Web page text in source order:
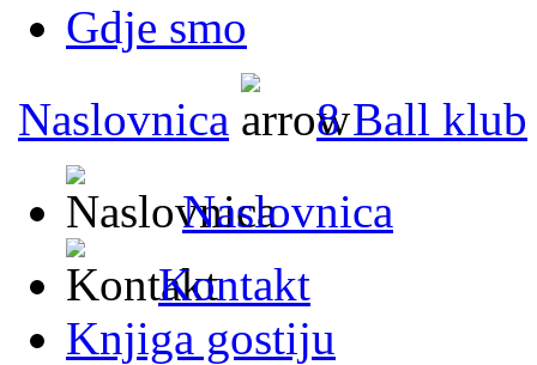
Gdje smo
Naslovnica
8 Ball klub
Naslovnica
Kontakt
Knjiga gostiju